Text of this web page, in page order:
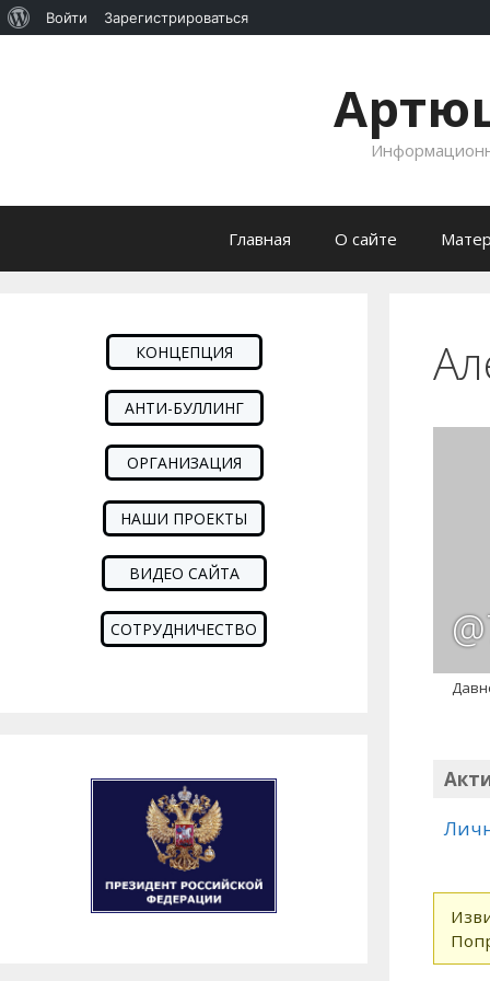
Главная О сайте
КОНЦЕПЦИЯ
АНТИ-БУЛЛИНГ
ОРГАНИЗАЦИЯ
НАШИ ПРОЕКТЫ
ВИДЕО САЙТА
СОТРУДНИЧЕСТВО
Войти Зарегистрироваться